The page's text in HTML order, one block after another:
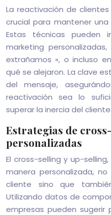
La reactivación de
crucial para mantener
Estas técnicas pueden
marketing
extrañamos », o incluso
qué se alejaron. La clave
del mensaje,
reactivación sea lo
superar la inercia del cliente.
Estrategias de
personalizadas
El cross-selling y up-
manera personalizada,
cliente sino que
Utilizando datos de
empresas pueden sugerir